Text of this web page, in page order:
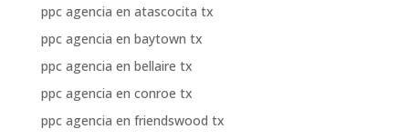
ppc agencia en atascocita tx
ppc agencia en baytown tx
ppc agencia en bellaire tx
ppc agencia en conroe tx
ppc agencia en friendswood tx